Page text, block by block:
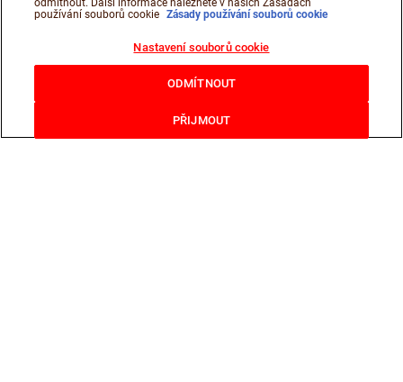
odmítnout. Další informace naleznete v našich Zásadách
používání souborů cookie Zásady používání souborů cookie
Nastavení souborů cookie
ODMÍTNOUT
PŘIJMOUT